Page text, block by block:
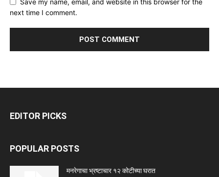
next time I comment.
EDITOR PICKS
POPULAR POSTS
मनरेगाचा भ्रष्टाचार १२ कोटीच्या घरात